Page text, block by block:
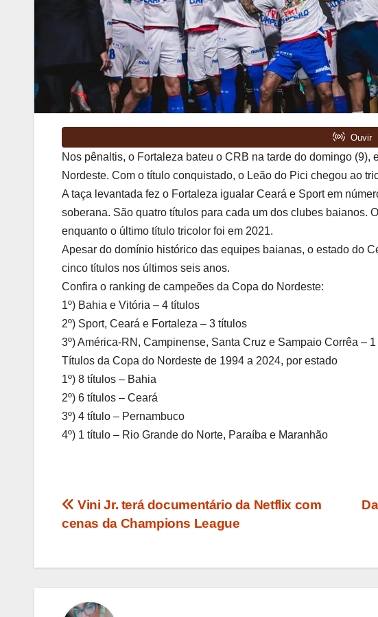
Nos pênaltis, o Fortaleza bateu o CRB na tarde do domingo
Nordeste. Com o título conquistado, o Leão do Pici chegou ao
A taça levantada fez o Fortaleza igualar Ceará e Sport em
soberana. São quatro títulos para cada um dos clubes baianos.
enquanto o último título tricolor foi em 2021.
Apesar do domínio histórico das equipes baianas, o estado do
cinco títulos nos últimos seis anos.
Confira o ranking de campeões da Copa do Nordeste:
1º) Bahia e Vitória – 4 títulos
2º) Sport, Ceará e Fortaleza – 3 títulos
3º) América-RN, Campinense, Santa Cruz e Sampaio Corrêa –
Títulos da Copa do Nordeste de 1994 a 2024, por estado
1º) 8 títulos – Bahia
2º) 6 títulos – Ceará
3º) 4 título – Pernambuco
4º) 1 título – Rio Grande do Norte, Paraíba e Maranhão
Navegação
Post
Vini Jr. terá documentário da Netflix com
cenas da Champions League